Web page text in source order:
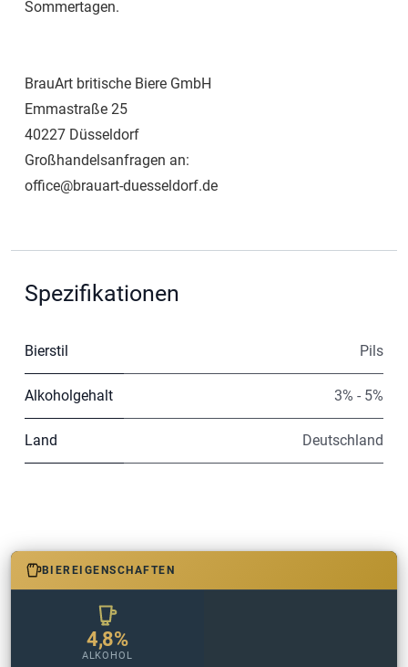
Sommertagen.
BrauArt britische Biere GmbH
Emmastraße 25
40227 Düsseldorf
Großhandelsanfragen an:
office@brauart-duesseldorf.de
Spezifikationen
Bierstil Pils
Alkoholgehalt 3% - 5%
Land Deutschland
BIEREIGENSCHAFTEN
4,8%
ALKOHOL